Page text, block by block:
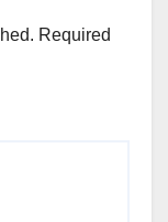
Required